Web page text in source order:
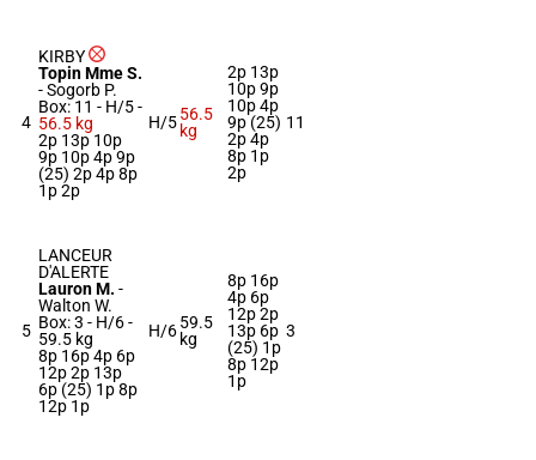
4
KIRBY
Topin Mme S.
-Sogorb P.
Box: 11 - H/5 -
56.5 kg
2p 13p 10p
9p 10p 4p 9p
(25) 2p 4p 8p
1p 2p
H/556.5
kg
2p 13p
10p 9p
10p 4p
9p (25)
2p 4p
8p 1p
2p
11
5
LANCEUR
D'ALERTE
Lauron M. -
Walton W.
Box: 3 - H/6 -
59.5 kg
8p 16p 4p 6p
12p 2p 13p
6p (25) 1p 8p
12p 1p
H/659.5
kg
8p 16p
4p 6p
12p 2p
13p 6p
(25) 1p
8p 12p
1p
3